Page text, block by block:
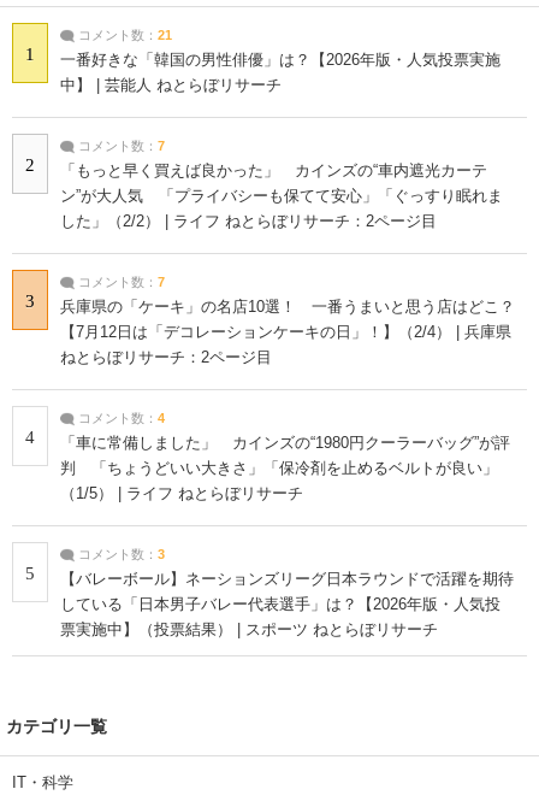
1
コメント数： 21
一番好きな「韓国の男性俳優」は？【2026年版・人気投票実施
中】 | 芸能人 ねとらぼリサーチ
2
コメント数： 7
「もっと早く買えば良かった」 カインズの“車内遮光カーテ
ン”が大人気 「プライバシーも保てて安心」「ぐっすり眠れま
した」（2/2） | ライフ ねとらぼリサーチ：2ページ目
3
コメント数： 7
兵庫県の「ケーキ」の名店10選！ 一番うまいと思う店はどこ？
【7月12日は「デコレーションケーキの日」！】（2/4） | 兵庫県
ねとらぼリサーチ：2ページ目
4
コメント数： 4
「車に常備しました」 カインズの“1980円クーラーバッグ”が評
判 「ちょうどいい大きさ」「保冷剤を止めるベルトが良い」
（1/5） | ライフ ねとらぼリサーチ
5
コメント数： 3
【バレーボール】ネーションズリーグ日本ラウンドで活躍を期待
している「日本男子バレー代表選手」は？【2026年版・人気投
票実施中】（投票結果） | スポーツ ねとらぼリサーチ
カテゴリ一覧
IT・科学